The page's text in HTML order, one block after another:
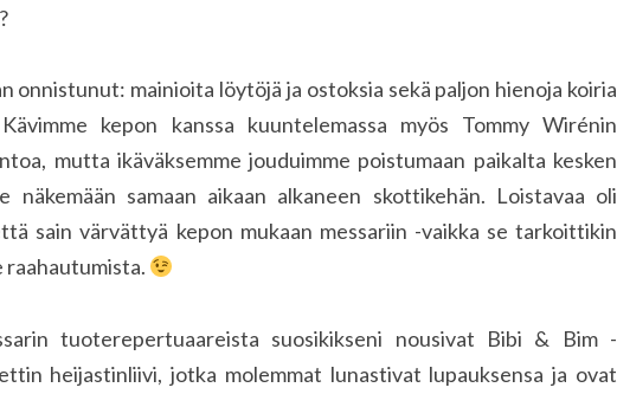
onnistunut: mainioita löytöjä ja ostoksia sekä paljon hienoja koiria
kepon kanssa kuuntelemassa myös Tommy Wirénin
mutta ikäväksemme jouduimme poistumaan paikalta kesken
näkemään samaan aikaan alkaneen skottikehän. Loistavaa oli
sain värvättyä kepon mukaan messariin -vaikka se tarkoittikin
raahautumista.
tuoterepertuaareista suosikikseni nousivat Bibi & Bim -
heijastinliivi, jotka molemmat lunastivat lupauksensa ja ovat